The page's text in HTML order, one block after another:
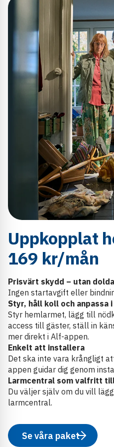
Uppkopplat
169 kr/mån
Prisvärt skydd – utan
Ingen startavgift eller
Styr, håll koll och anpassa
Styr hemlarmet, lägg till
access till gäster, ställ in
mer direkt i Alf-appen.
Enkelt att installera
Det ska inte vara krångligt
appen guidar dig genom
Larmcentral som valfritt
Du väljer själv om du vill
larmcentral.
Se våra paket